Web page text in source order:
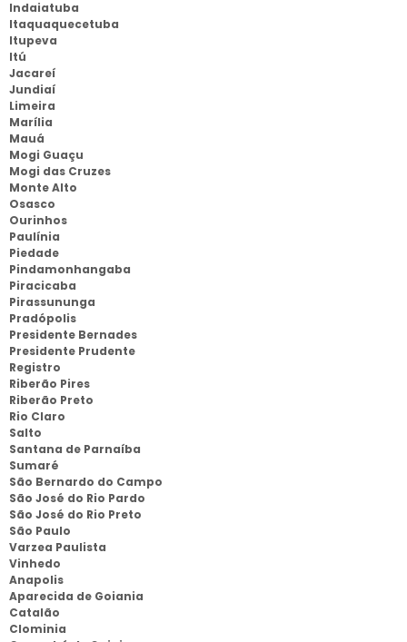
Indaiatuba
Itaquaquecetuba
Itupeva
Itú
Jacareí
Jundiaí
Limeira
Marília
Mauá
Mogi Guaçu
Mogi das Cruzes
Monte Alto
Osasco
Ourinhos
Paulínia
Piedade
Pindamonhangaba
Piracicaba
Pirassununga
Pradópolis
Presidente Bernades
Presidente Prudente
Registro
Riberão Pires
Riberão Preto
Rio Claro
Salto
Santana de Parnaíba
Sumaré
São Bernardo do Campo
São José do Rio Pardo
São José do Rio Preto
São Paulo
Varzea Paulista
Vinhedo
Anapolis
Aparecida de Goiania
Catalão
Clominia